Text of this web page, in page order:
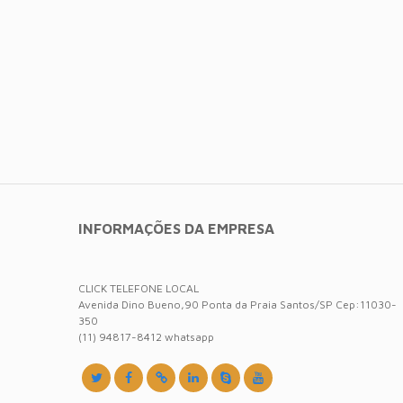
INFORMAÇÕES DA EMPRESA
CLICK TELEFONE LOCAL
Avenida Dino Bueno,90 Ponta da Praia Santos/SP Cep:11030-
350
(11) 94817-8412 whatsapp